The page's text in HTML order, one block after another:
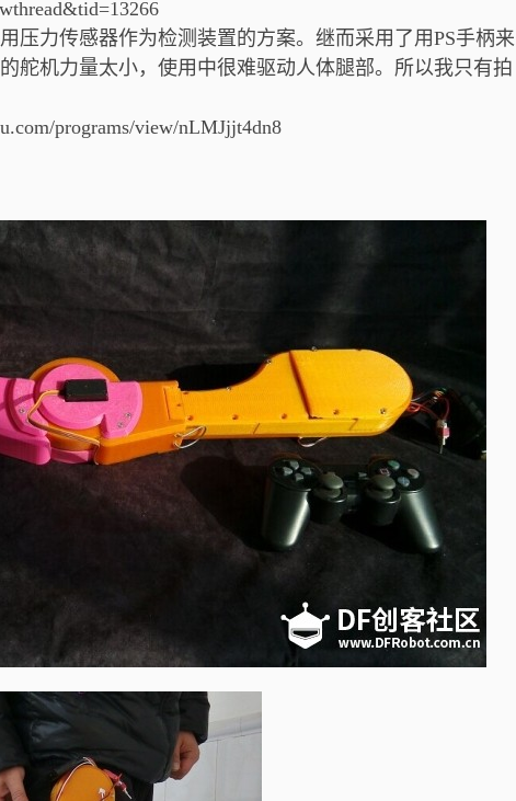
压力传感器作为检测装置的方案。继而采用了用PS手柄来
舵机力量太小，使用中很难驱动人体腿部。所以我只有拍
programs/view/nLMJjjt4dn8